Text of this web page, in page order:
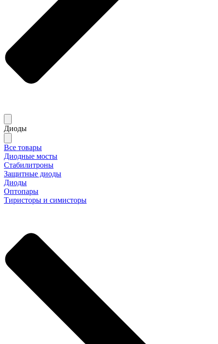
Диоды
Все товары
Диодные мосты
Стабилитроны
Защитные диоды
Диоды
Оптопары
Тиристоры и симисторы